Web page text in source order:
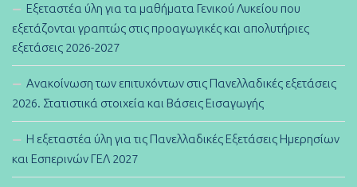
Εξεταστέα ύλη για τα μαθήματα Γενικού Λυκείου που
εξετάζονται γραπτώς στις προαγωγικές και απολυτήριες
εξετάσεις 2026-2027
Ανακοίνωση των επιτυχόντων στις Πανελλαδικές εξετάσεις
2026. Στατιστικά στοιχεία και Βάσεις Εισαγωγής
Η εξεταστέα ύλη για τις Πανελλαδικές Εξετάσεις Ημερησίων
και Εσπερινών ΓΕΛ 2027